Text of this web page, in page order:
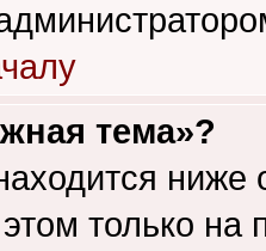
тема»?
ниже
только на